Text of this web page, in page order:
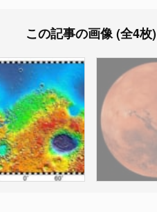
この記事の画像 (全4枚)